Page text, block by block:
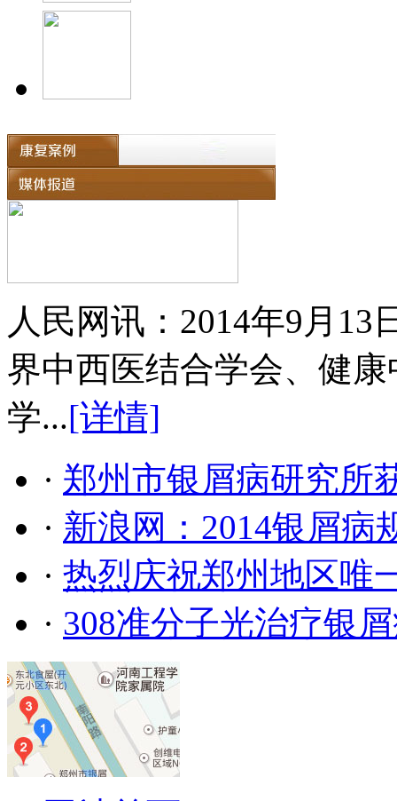
人民网讯：2014年9月
界中西医结合学会、健
学...[详情]
· 郑州市银屑病研究所
· 新浪网：2014银屑病
· 热烈庆祝郑州地区唯
· 308准分子光治疗银